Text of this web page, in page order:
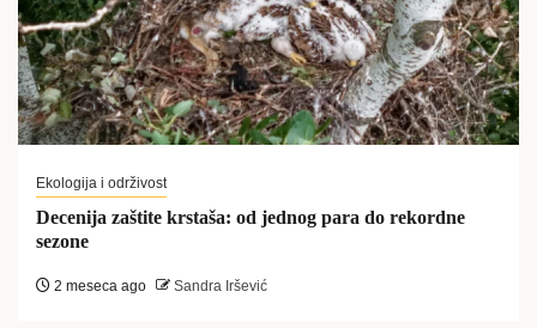
Ekologija i održivost
Decenija zaštite krstaša: od jednog para do rekordne
sezone
2 meseca ago Sandra Iršević